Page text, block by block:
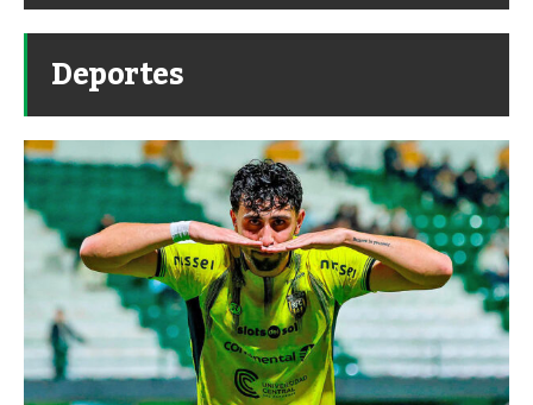
Deportes